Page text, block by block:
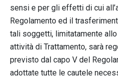
sensi e per gli effetti di cui
Regolamento ed il
tali soggetti, limitatamente
attività di Trattamento, sarà
previsto dal capo V del
adottate tutte le cautele